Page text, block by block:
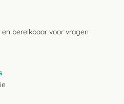
bereikbaar voor vragen